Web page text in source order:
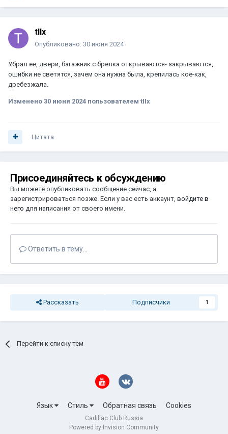
tIIx
Опубликовано: 30 июня 2024
Убрал ее, двери, багажник с брелка открываются- закрываются,
ошибки не светятся, зачем она нужна была, крепилась кое-как,
дребезжала.
Изменено 30 июня 2024 пользователем tIIx
Цитата
Присоединяйтесь к обсуждению
Вы можете опубликовать сообщение сейчас, а
зарегистрироваться позже. Если у вас есть аккаунт, войдите в
него для написания от своего имени.
Ответить в тему...
Рассказать Подписчики 1
Перейти к списку тем
Язык Стиль Обратная связь Cookies
Cadillac Club Russia
Powered by Invision Community